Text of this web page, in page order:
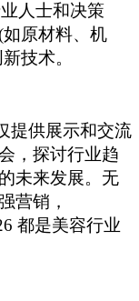
人士和决策
原材料、机
技术。
提供展示和交流
，探讨行业趋
未来发展。无
营销，
都是美容行业